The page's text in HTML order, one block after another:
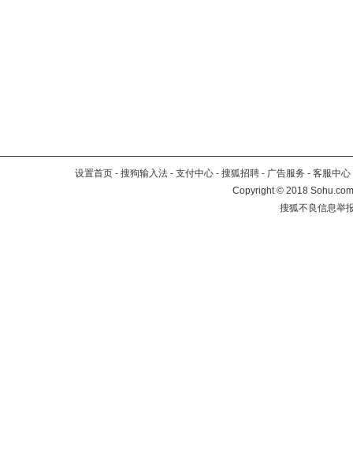
设置首页 - 搜狗输入法 - 支付中心 - 搜狐招聘 - 广告服务 - 客服中心
Copyright©2018
搜狐不良信息举